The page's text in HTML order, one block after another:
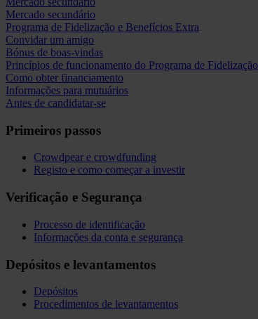
Mercado secundário
Programa de Fidelização e Benefícios Extra
Convidar um amigo
Bónus de boas-vindas
Princípios de funcionamento do Programa de Fidelização
Como obter financiamento
Informações para mutuários
Antes de candidatar-se
Primeiros passos
Crowdpear e crowdfunding
Registo e como começar a investir
Verificação e Segurança
Processo de identificação
Informações da conta e segurança
Depósitos e levantamentos
Depósitos
Procedimentos de levantamentos